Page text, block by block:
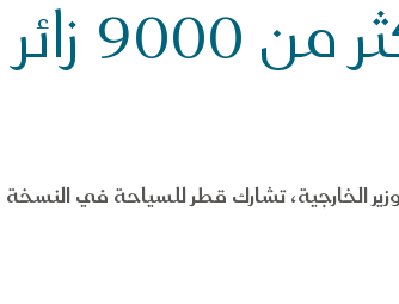
الخارجية، تشارك قطر للسياحة في النسخة